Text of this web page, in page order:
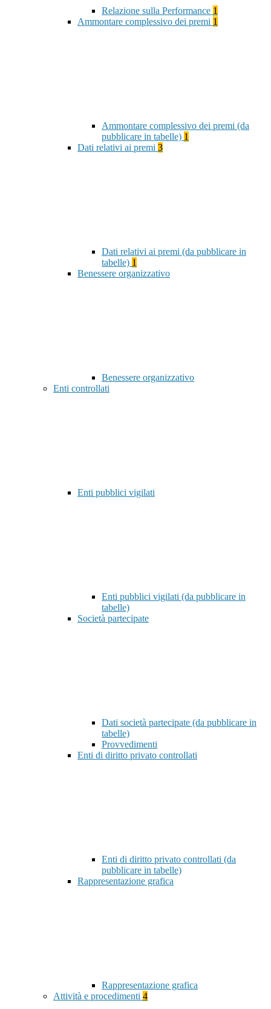
Relazione sulla Performance 1
Ammontare complessivo dei premi 1
Ammontare complessivo dei premi (da
pubblicare in tabelle) 1
Dati relativi ai premi 3
Dati relativi ai premi (da pubblicare in
tabelle) 1
Benessere organizzativo
Benessere organizzativo
Enti controllati
Enti pubblici vigilati
Enti pubblici vigilati (da pubblicare in
tabelle)
Società partecipate
Dati società partecipate (da pubblicare in
tabelle)
Provvedimenti
Enti di diritto privato controllati
Enti di diritto privato controllati (da
pubblicare in tabelle)
Rappresentazione grafica
Rappresentazione grafica
Attività e procedimenti 4